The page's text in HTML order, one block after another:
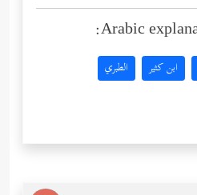
Arabic
ابن كثير الطبري